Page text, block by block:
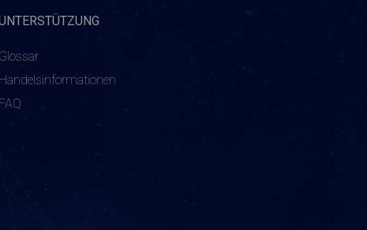
Glossar
Handelsinformationen
FAQ